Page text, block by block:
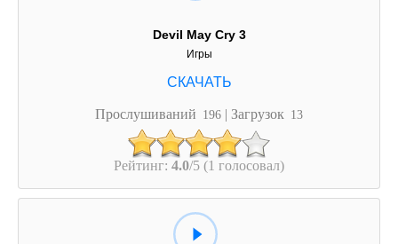
Devil May Cry 3
Игры
Прослушиваний 196 | Загрузок 13
Рейтинг: 4.0/5 (1 голосовал)